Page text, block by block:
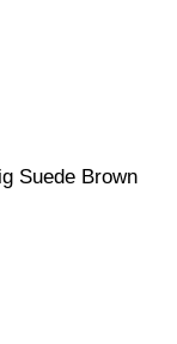
Suede Brown